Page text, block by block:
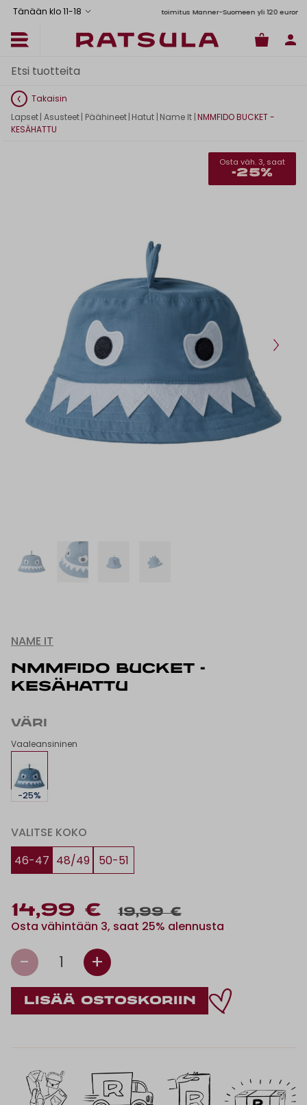
Tänään klo 11-18
Toimituskulut alk. 6,90€Ilmainen toimitus Manner-Suomeen yli 120 euron
Takaisin
Lapset| Asusteet| Päähineet | Hatut | Name It |NMMFIDO BUCKET -
KESÄHATTU
Osta väh. 3, saat
-25%
NAME IT
NMMFIDO BUCKET -
KESÄHATTU
VÄRI
Vaaleansininen
-25%
VALITSE KOKO
46-47 48/49 50-51
14,99 € 19,99 €
Osta vähintään 3, saat 25% alennusta
- 1 +